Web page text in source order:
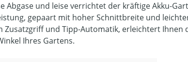
Abgase und leise verrichtet der kräftige Akku-
gepaart mit hoher Schnittbreite und
Zusatzgriff und Tipp-Automatik, erleichtert Ihnen
Ihres Gartens.